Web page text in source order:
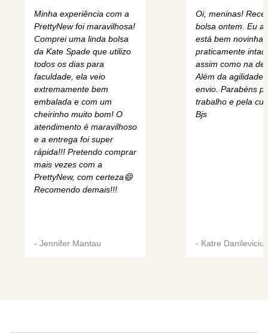
Minha experiência com a
PrettyNew foi maravilhosa!
Comprei uma linda bolsa
da Kate Spade que utilizo
todos os dias para
faculdade, ela veio
extremamente bem
embalada e com um
cheirinho muito bom! O
atendimento é maravilhoso
e a entrega foi super
rápida!!! Pretendo comprar
mais vezes com a
PrettyNew, com certeza😄
Recomendo demais!!!
- Jennifer Mantau
Oi, meninas!
bolsa ontem. Eu
está bem novinha,
praticamente
assim como na
Além da agilidade
envio. Parabéns
trabalho e pela
Bjs
- Katre Danilevicius